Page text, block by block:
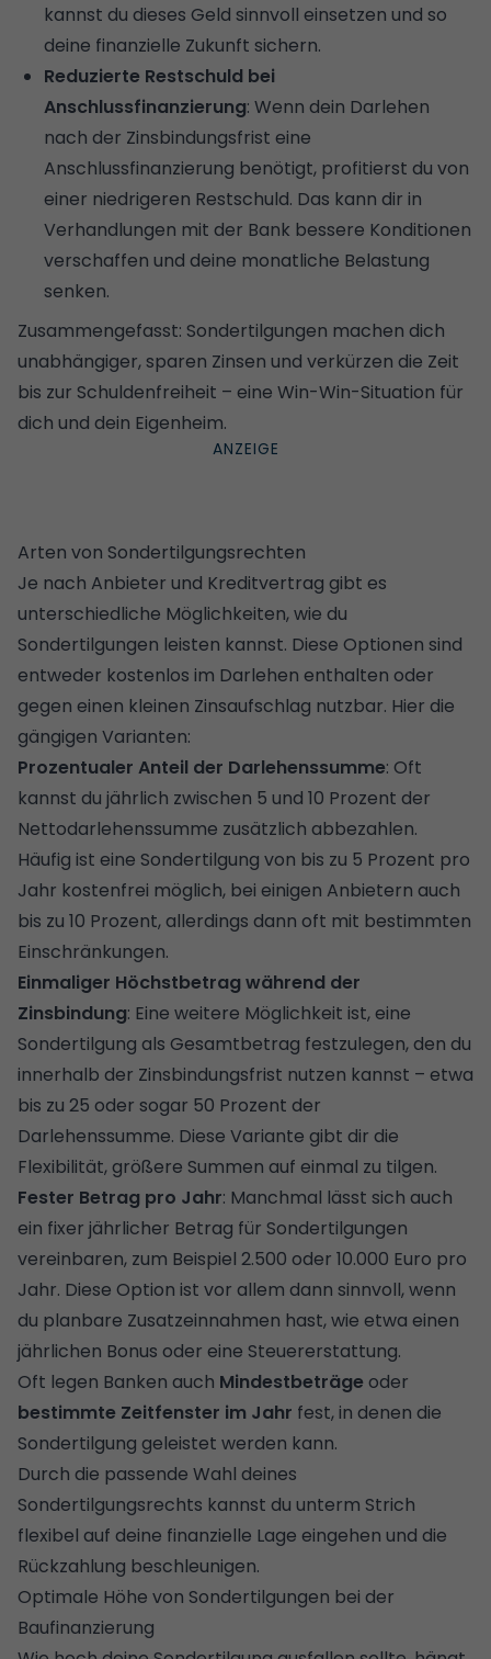
kannst du dieses Geld sinnvoll einsetzen und so
deine finanzielle Zukunft sichern.
Reduzierte Restschuld bei
Anschlussfinanzierung: Wenn dein Darlehen
nach der Zinsbindungsfrist eine
Anschlussfinanzierung benötigt, profitierst du von
einer niedrigeren Restschuld. Das kann dir in
Verhandlungen mit der Bank bessere Konditionen
verschaffen und deine monatliche Belastung
senken.
Zusammengefasst: Sondertilgungen machen dich
unabhängiger, sparen Zinsen und verkürzen die Zeit
bis zur Schuldenfreiheit – eine Win-Win-Situation für
dich und dein Eigenheim.
Arten von Sondertilgungsrechten
Je nach Anbieter und Kreditvertrag gibt es
unterschiedliche Möglichkeiten, wie du
Sondertilgungen leisten kannst. Diese Optionen sind
entweder kostenlos im Darlehen enthalten oder
gegen einen kleinen Zinsaufschlag nutzbar. Hier die
gängigen Varianten:
Prozentualer Anteil der Darlehenssumme: Oft
kannst du jährlich zwischen 5 und 10 Prozent der
Nettodarlehenssumme zusätzlich abbezahlen.
Häufig ist eine Sondertilgung von bis zu 5 Prozent pro
Jahr kostenfrei möglich, bei einigen Anbietern auch
bis zu 10 Prozent, allerdings dann oft mit bestimmten
Einschränkungen.
Einmaliger Höchstbetrag während der
Zinsbindung: Eine weitere Möglichkeit ist, eine
Sondertilgung als Gesamtbetrag festzulegen, den du
innerhalb der Zinsbindungsfrist nutzen kannst – etwa
bis zu 25 oder sogar 50 Prozent der
Darlehenssumme. Diese Variante gibt dir die
Flexibilität, größere Summen auf einmal zu tilgen.
Fester Betrag pro Jahr: Manchmal lässt sich auch
ein fixer jährlicher Betrag für Sondertilgungen
vereinbaren, zum Beispiel 2.500 oder 10.000 Euro pro
Jahr. Diese Option ist vor allem dann sinnvoll, wenn
du planbare Zusatzeinnahmen hast, wie etwa einen
jährlichen Bonus oder eine Steuererstattung.
Oft legen Banken auch Mindestbeträge oder
bestimmte Zeitfenster im Jahr fest, in denen die
Sondertilgung geleistet werden kann.
Durch die passende Wahl deines
Sondertilgungsrechts kannst du unterm Strich
flexibel auf deine finanzielle Lage eingehen und die
Rückzahlung beschleunigen.
Optimale Höhe von Sondertilgungen bei der
Baufinanzierung